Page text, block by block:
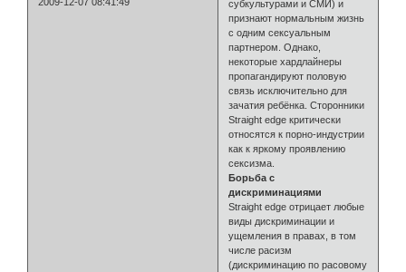
субкультурами и СМИ) и
признают нормальным жизнь
с одним сексуальным
партнером. Однако,
некоторые хардлайнеры
пропагандируют половую
связь исключительно для
зачатия ребёнка. Сторонники
Straight edge критически
относятся к порно-индустрии
как к яркому проявлению
сексизма.
Борьба с
дискриминациями
Straight edge отрицает любые
виды дискриминации и
ущемления в правах, в том
числе расизм
(дискриминацию по расовому